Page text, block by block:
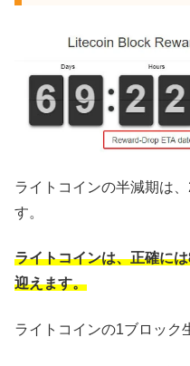
ライトコインの半減期は
す。
ライトコインは、正確に
迎えます。
ライトコインの1ブロック